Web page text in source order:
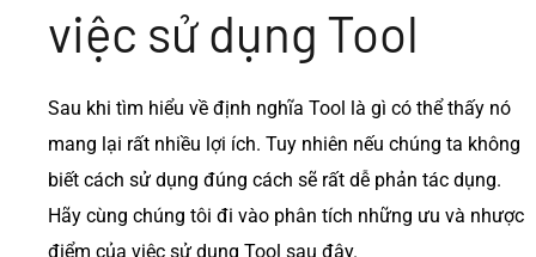
việc sử dụng Tool
Sau khi tìm hiểu về định nghĩa Tool là gì có thể thấy nó
mang lại rất nhiều lợi ích. Tuy nhiên nếu chúng ta không
biết cách sử dụng đúng cách sẽ rất dễ phản tác dụng.
Hãy cùng chúng tôi đi vào phân tích những ưu và nhược
điểm của việc sử dụng Tool sau đây.